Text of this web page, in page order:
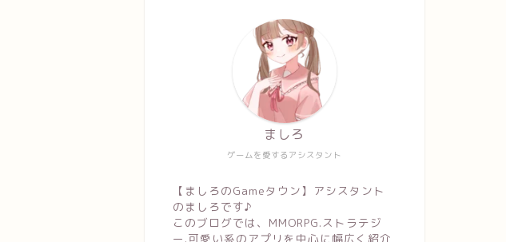
ゲームを愛するアシスタント
ましろ
【ましろのGameタウン】アシスタント
のましろです♪
このブログでは、MMORPG.ストラテジ
ー.可愛い系のアプリを中心に幅広く紹介